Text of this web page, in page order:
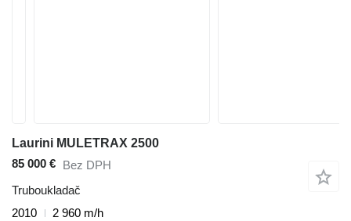
Laurini MULETRAX 2500
85 000 € Bez DPH
Truboukladač
2010
2 960 m/h